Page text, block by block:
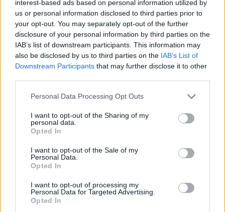
interest-based ads based on personal information utilized by
us or personal information disclosed to third parties prior to
your opt-out. You may separately opt-out of the further
disclosure of your personal information by third parties on the
IAB’s list of downstream participants. This information may
also be disclosed by us to third parties on the IAB’s List of
Downstream Participants that may further disclose it to other
Personal Data Processing Opt Outs
I want to opt-out of the Sharing of my
personal data.
Opted In
I want to opt-out of the Sale of my
Personal Data.
Opted In
I want to opt-out of processing my
Personal Data for Targeted Advertising.
Opted In
ΟΙΚΟΝΟΜΙΑ
ΔΝΤ: Επιφυλακή» απέναντι στην «αυξημένη
τομέα